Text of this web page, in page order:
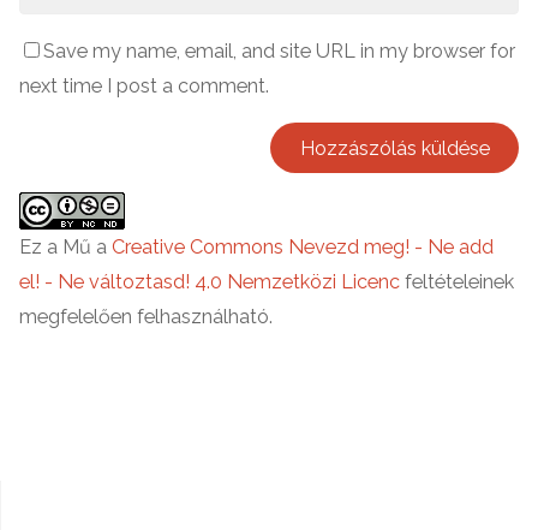
Save my name, email, and site URL in my browser for
next time I post a comment.
Ez a Mű a Creative Commons Nevezd meg! - Ne add
el! - Ne változtasd! 4.0 Nemzetközi Licenc feltételeinek
megfelelően felhasználható.